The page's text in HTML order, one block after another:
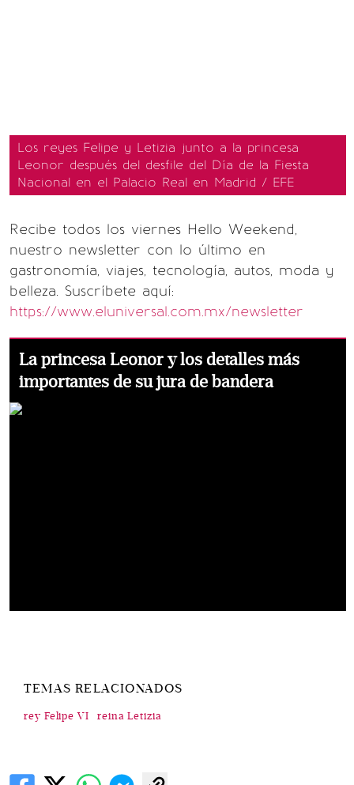
Los reyes Felipe y Letizia junto a la princesa
Leonor después del desfile del Día de la Fiesta
Nacional en el Palacio Real en Madrid / EFE
Recibe todos los viernes Hello Weekend,
nuestro newsletter con lo último en
gastronomía, viajes, tecnología, autos, moda y
belleza. Suscríbete aquí:
https://www.eluniversal.com.mx/newsletter
La princesa Leonor y los detalles más
importantes de su jura de bandera
TEMAS RELACIONADOS
rey Felipe VI reina Letizia